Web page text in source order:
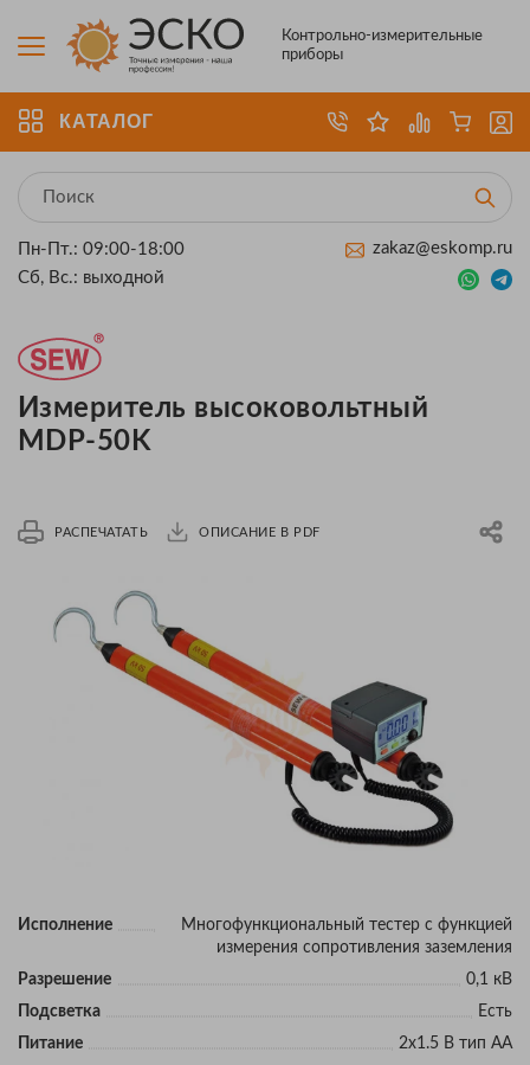
Контрольно-измерительные
приборы
КАТАЛОГ
Пн-Пт.: 09:00-18:00
Сб, Вс.: выходной
zakaz@eskomp.ru
Измеритель высоковольтный
MDP-50K
РАСПЕЧАТАТЬ ОПИСАНИЕ В PDF
Исполнение
Многофункциональный тестер с функцией
измерения сопротивления заземления
Разрешение
0,1 кВ
Подсветка
Есть
Питание
2x1.5 В тип AA